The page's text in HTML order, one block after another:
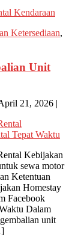
Kendaraan
Ketersediaan,
Unit
21, 2026 |
Kebijakan
sewa motor
Ketentuan
Homestay
Facebook
Dalam
unit